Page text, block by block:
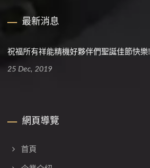
最新消息
祝福所有祥能精機好夥伴們聖誕佳節快樂!
25 Dec, 2019
網頁導覽
首頁